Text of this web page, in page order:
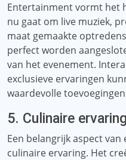
Entertainment vormt het
nu gaat om live muziek,
maat gemaakte
perfect worden
van het evenement.
exclusieve ervaringen
waardevolle
5. Culinaire ervaring
Een belangrijk aspect
culinaire ervaring. Het